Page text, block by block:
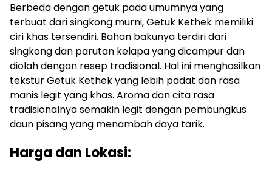
Berbeda dengan getuk pada umumnya yang
terbuat dari singkong murni, Getuk Kethek memiliki
ciri khas tersendiri. Bahan bakunya terdiri dari
singkong dan parutan kelapa yang dicampur dan
diolah dengan resep tradisional. Hal ini menghasilkan
tekstur Getuk Kethek yang lebih padat dan rasa
manis legit yang khas. Aroma dan cita rasa
tradisionalnya semakin legit dengan pembungkus
daun pisang yang menambah daya tarik.
Harga dan Lokasi: